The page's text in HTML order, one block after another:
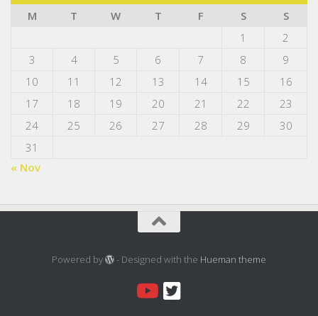
M
T W T F S
S
1
2
3
4 5 6 7 8
9
10
11 12 13 14 15
16
17
18 19 20 21 22
23
24
25 26 27 28 29
30
31
« Nov
Powered by - Designed with the Hueman theme